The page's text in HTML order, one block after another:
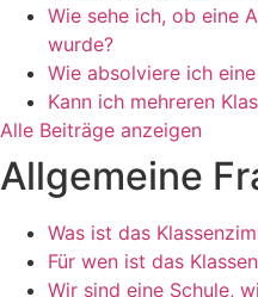
Wie sehe ich, ob eine
wurde?
Wie absolviere ich
Kann ich mehreren
Alle Beiträge anzeigen
Allgemeine
Was ist das
Für wen ist das
Wir sind eine Schule,